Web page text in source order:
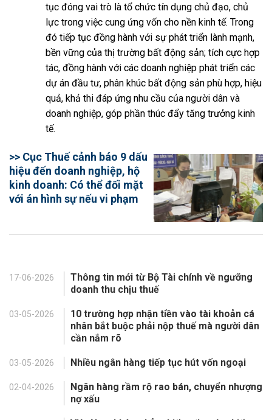
tục đóng vai trò là tổ chức tín dụng chủ đạo, chủ
lực trong việc cung ứng vốn cho nền kinh tế. Trong
đó tiếp tục đồng hành với sự phát triển lành mạnh,
bền vững của thị trường bất động sản; tích cực hợp
tác, đồng hành với các doanh nghiệp phát triển các
dự án đầu tư, phân khúc bất động sản phù hợp, hiệu
quả, khả thi đáp ứng nhu cầu của người dân và
doanh nghiệp, góp phần thúc đẩy tăng trưởng kinh
tế.
>> Cục Thuế cảnh báo 9 dấu
hiệu đến doanh nghiệp, hộ
kinh doanh: Có thể đối mặt
với án hình sự nếu vi phạm
17-06-2026
Thông tin mới từ Bộ Tài chính về ngưỡng
doanh thu chịu thuế
03-05-2026
10 trường hợp nhận tiền vào tài khoản cá
nhân bắt buộc phải nộp thuế mà người dân
cần nắm rõ
03-05-2026 Nhiều ngân hàng tiếp tục hút vốn ngoại
02-04-2026
Ngân hàng rầm rộ rao bán, chuyển nhượng
nợ xấu